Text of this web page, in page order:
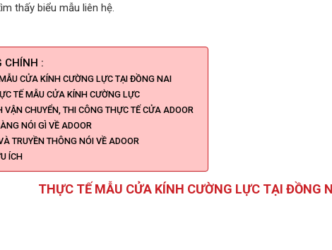
thấy biểu mẫu liên hệ.
CHÍNH :
CỬA KÍNH CƯỜNG LỰC TẠI ĐỒNG NAI
TẾ MẪU CỬA KÍNH CƯỜNG LỰC
VẬN CHUYỂN, THI CÔNG THỰC TẾ CỬA ADOOR
NÓI GÌ VỀ ADOOR
TRUYỀN THÔNG NÓI VỀ ADOOR
ÍCH
THỰC TẾ MẪU CỬA KÍNH CƯỜNG LỰC TẠI ĐỒNG